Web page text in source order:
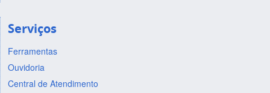
Serviços
Ferramentas
Ouvidoria
Central de Atendimento